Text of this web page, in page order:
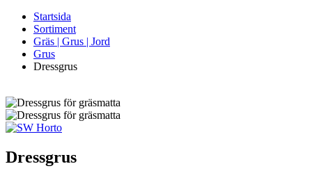
Startsida
Sortiment
Gräs | Grus | Jord
Grus
Dressgrus
Dressgrus